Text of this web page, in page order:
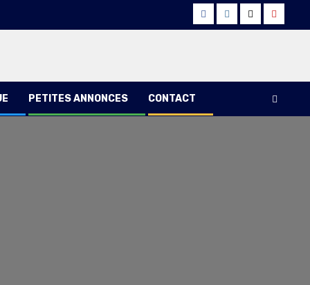
FacebookInstagram
Twitter
PETITES ANNONCES CONTACT